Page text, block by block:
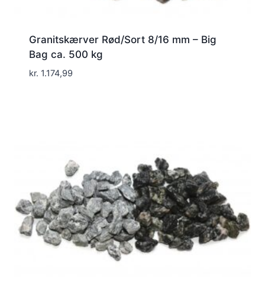
Granitskærver Rød/Sort 8/16 mm – Big
Bag ca. 500 kg
kr. 1.174,99